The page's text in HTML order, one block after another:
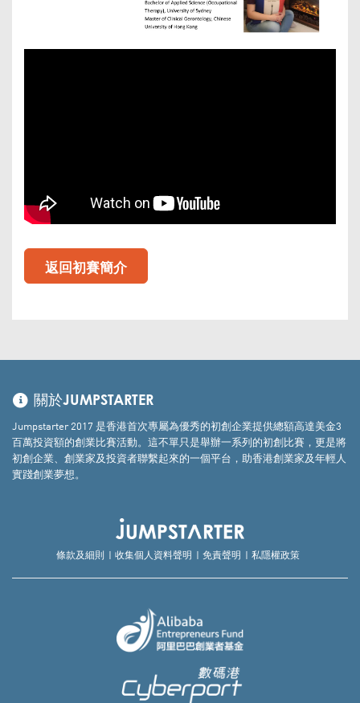
返回初賽簡介
關於JUMPSTARTER
Jumpstarter 2017 是香港首次專屬為優秀的初創企業提供總額高達美金3
百萬投資額的創業比賽活動。這不單只是舉辦一系列的初創比賽，更是將
初創企業、創業家及投資者聯繫起來的一個平台，助香港創業家及年輕人
實踐創業夢想。
條款及細則 收集個人資料聲明 免責聲明 私隱權政策